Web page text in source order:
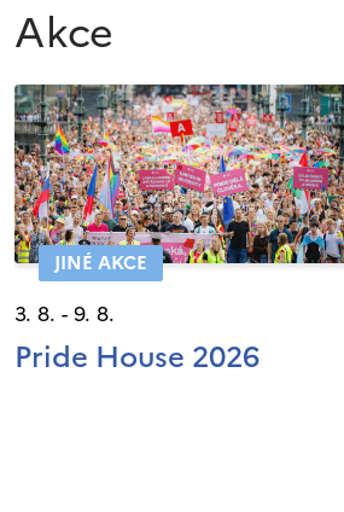
Akce
JINÉ AKCE
3. 8. - 9. 8.
Pride House 2026